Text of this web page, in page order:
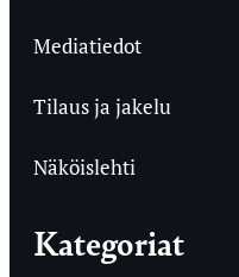
Mediatiedot
Tilaus ja jakelu
Näköislehti
Kategoriat